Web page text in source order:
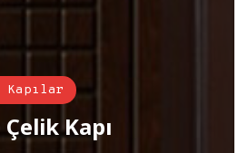
Kapılar
Kapı